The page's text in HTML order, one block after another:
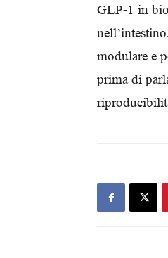
GLP-1 in
modulare e
prima di